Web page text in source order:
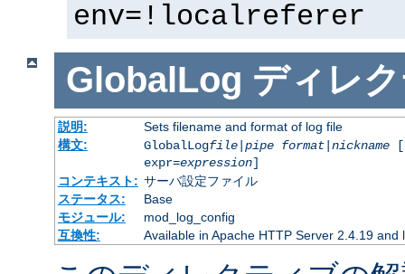
env=!localreferer
GlobalLog ディレ
説明:
Sets filename and format of log file
構文:
GlobalLogfile| pipe format| nickname
expr=expression]
コンテキスト: サーバ設定ファイル
ステータス:
Base
モジュール:
mod_log_config
互換性:
Available in Apache HTTP Server 2.4.19 and